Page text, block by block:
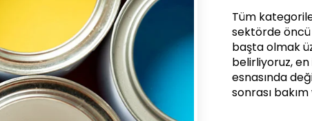
Tüm
sektörde öncü
başta olmak
belirliyoruz, en
esnasında
sonrası